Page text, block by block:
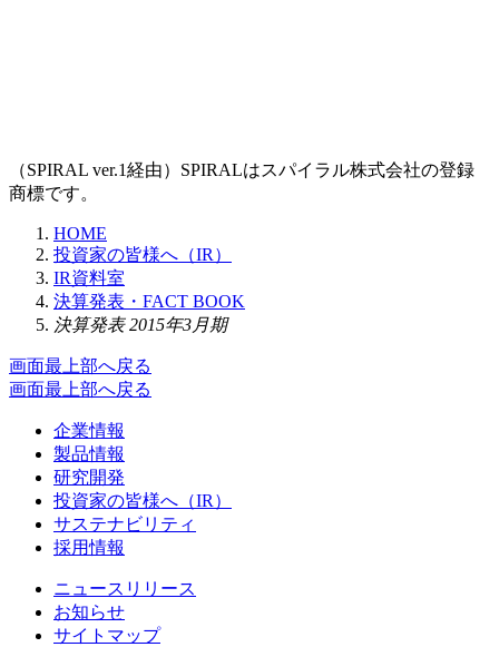
（SPIRAL ver.1経由）SPIRALはスパイラル株式会社の登録
商標です。
HOME
投資家の皆様へ（IR）
IR資料室
決算発表・FACT BOOK
決算発表 2015年3月期
画面最上部へ戻る
画面最上部へ戻る
企業情報
製品情報
研究開発
投資家の皆様へ（IR）
サステナビリティ
採用情報
ニュースリリース
お知らせ
サイトマップ